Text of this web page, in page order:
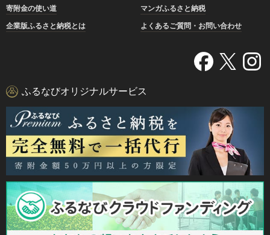
寄附金の使い道
マンガふるさと納税
企業版ふるさと納税とは
よくあるご質問・お問い合わせ
ふるなびオリジナルサービス